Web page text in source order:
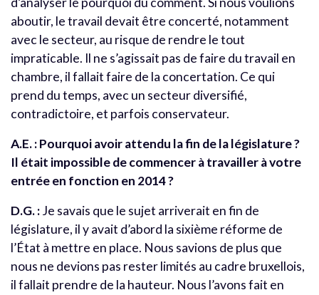
aboutir, le travail devait être concerté, notamment
avec le secteur, au risque de rendre le tout
impraticable. Il ne s’agissait pas de faire du travail en
chambre, il fallait faire de la concertation. Ce qui
prend du temps, avec un secteur diversifié,
contradictoire, et parfois conservateur.
A.E. : Pourquoi avoir attendu la fin de la législature ?
Il était impossible de commencer à travailler à votre
entrée en fonction en 2014 ?
D.G. :Je savais que le sujet arriverait en fin de
législature, il y avait d’abord la sixième réforme de
l’État à mettre en place. Nous savions de plus que
nous ne devions pas rester limités au cadre bruxellois,
il fallait prendre de la hauteur. Nous l’avons fait en